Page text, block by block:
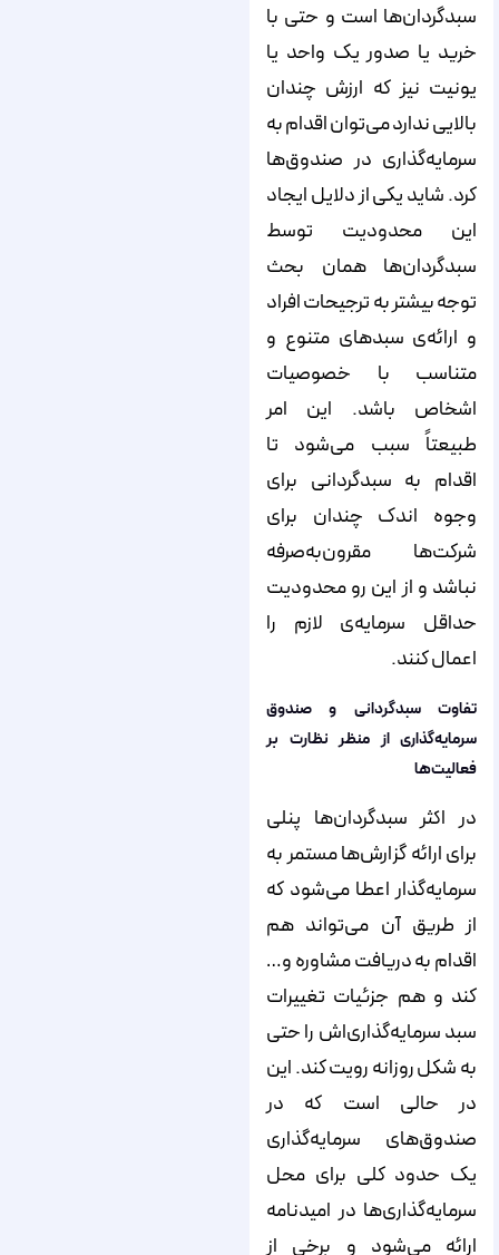
سبدگردان‌ها است و حتی با
خرید یا صدور یک واحد یا
یونیت نیز که ارزش چندان
بالایی ندارد می‌توان اقدام به
سرمایه‌گذاری در صندوق‌ها
کرد. شاید یکی از دلایل ایجاد
این محدودیت توسط
سبدگردان‌ها همان بحث
توجه بیشتر به ترجیحات افراد
و ارائه‌ی سبدهای متنوع و
متناسب با خصوصیات
اشخاص باشد. این امر
طبیعتاً سبب می‌شود تا
اقدام به سبدگردانی برای
وجوه اندک چندان برای
شرکت‌ها مقرون‌به‌صرفه
نباشد و از این رو محدودیت
حداقل سرمایه‌ی لازم را
اعمال کنند.
تفاوت سبدگردانی و صندوق
سرمایه‌گذاری از منظر نظارت بر
فعالیت‌ها
در اکثر سبدگردان‌ها پنلی
برای ارائه گزارش‌ها مستمر به
سرمایه‌گذار اعطا می‌شود که
از طریق آن می‌تواند هم
اقدام به دریافت مشاوره و…
کند و هم جزئیات تغییرات
سبد سرمایه‌گذاری‌اش را حتی
به شکل روزانه رویت کند. این
در حالی است که در
صندوق‌های سرمایه‌گذاری
یک حدود کلی برای محل
سرمایه‌گذاری‌ها در امیدنامه
ارائه می‌شود و برخی از